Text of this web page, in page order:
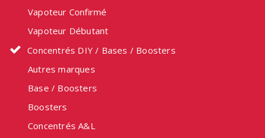
Vapoteur Confirmé
Vapoteur Débutant
Concentrés DIY / Bases / Boosters
Autres marques
Base / Boosters
Boosters
Concentrés A&L